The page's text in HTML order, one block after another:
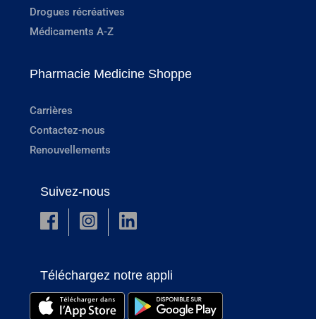
Drogues récréatives
Médicaments A-Z
Pharmacie Medicine Shoppe
Carrières
Contactez-nous
Renouvellements
Suivez-nous
Téléchargez notre appli